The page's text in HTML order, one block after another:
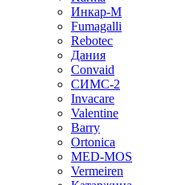
Инкар-М
Fumagalli
Rebotec
Дания
Convaid
СИМС-2
Invacare
Valentine
Barry
Ortonica
MED-MOS
Vermeiren